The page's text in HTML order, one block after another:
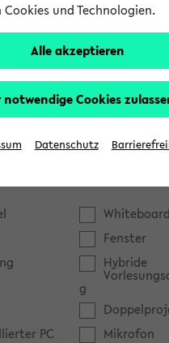
Whiteboard
Fenster
Hybride
g
PC
Mikrofon
und Technologien.
Alle akzeptieren
notwendige Cookies
Datenschutz